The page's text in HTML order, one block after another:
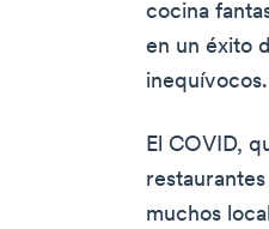
cocina
en un éxito
inequívocos.
El COVID,
muchos